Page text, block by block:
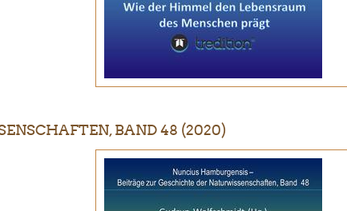
BAND 48 (2020)